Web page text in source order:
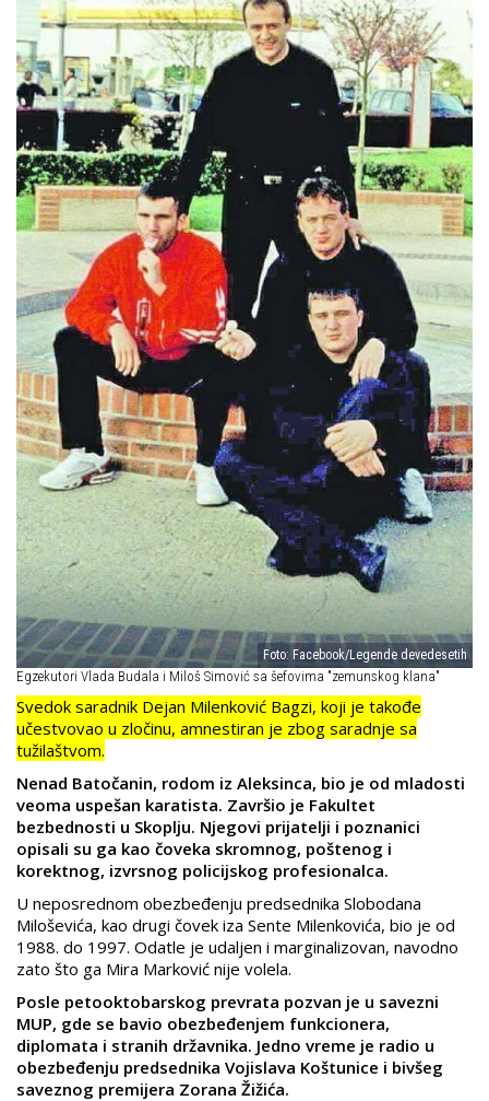
Foto: Facebook/Legende devedesetih
Egzekutori Vlada Budala i Miloš Simović sa šefovima "zemunskog klana"
Svedok saradnik Dejan Milenković Bagzi, koji je takođe
učestvovao u zločinu, amnestiran je zbog saradnje sa
tužilaštvom.
Nenad Batočanin, rodom iz Aleksinca, bio je od mladosti
veoma uspešan karatista. Završio je Fakultet
bezbednosti u Skoplju. Njegovi prijatelji i poznanici
opisali su ga kao čoveka skromnog, poštenog i
korektnog, izvrsnog policijskog profesionalca.
U neposrednom obezbeđenju predsednika Slobodana
Miloševića, kao drugi čovek iza Sente Milenkovića, bio je od
1988. do 1997. Odatle je udaljen i marginalizovan, navodno
zato što ga Mira Marković nije volela.
Posle petooktobarskog prevrata pozvan je u savezni
MUP, gde se bavio obezbeđenjem funkcionera,
diplomata i stranih državnika. Jedno vreme je radio u
obezbeđenju predsednika Vojislava Koštunice i bivšeg
saveznog premijera Zorana Žižića.